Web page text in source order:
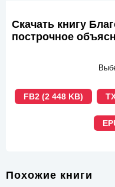
Скачать книгу
построчное
FB2 (2 448 KB)
Похожие книги